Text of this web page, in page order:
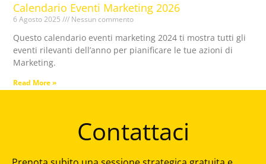
Calendario Eventi Marketing 2026
6 Agosto 2025 Nessun commento
Questo calendario eventi marketing 2024 ti mostra tutti gli
eventi rilevanti dell’anno per pianificare le tue azioni di
Marketing.
Read More »
Contattaci